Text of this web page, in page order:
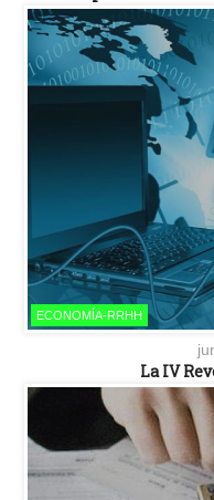
ECONOMÍA-RRHH
La IV